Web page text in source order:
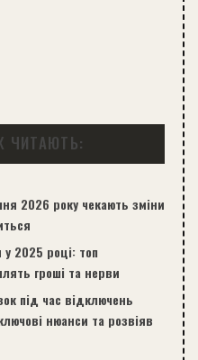
ЧИТАЮТЬ:
2026 року чекають зміни
2025 році: топ
гроші та нерви
під час відключень
нюанси та розвіяв